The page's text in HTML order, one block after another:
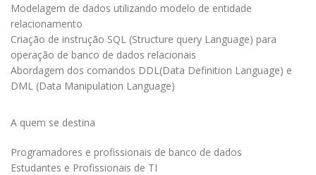
Modelagem de dados utilizando modelo de entidade
relacionamento
Criação de instrução SQL (Structure query Language) para
operação de banco de dados relacionais
Abordagem dos comandos DDL(Data Definition Language) e
DML (Data Manipulation Language)
A quem se destina
Programadores e profissionais de banco de dados
Estudantes e Profissionais de TI